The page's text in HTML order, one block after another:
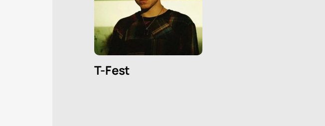
T-Fest